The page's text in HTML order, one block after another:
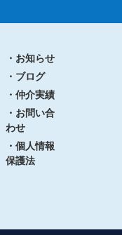
・お知らせ
・ブログ
・仲介実績
・お問い合
わせ
・個人情報
保護法